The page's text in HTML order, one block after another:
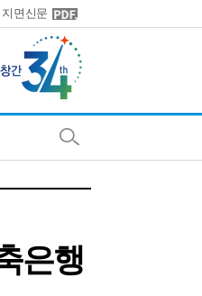
지면신문
은행